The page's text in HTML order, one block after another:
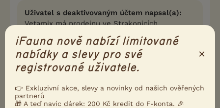
Uživatel s deaktivovaným účtem napsal(a):
Vetamix má prodejnu ve Strakonicích
https://www.vetamix.cz/strakonice
Super! Děkuji
0
Kvalitní příspěvek
Nahlásit
iFauna nově nabízí limitované
nabídky a slevy pro své
registrované uživatele.
×
👉 Exkluzivní akce, slevy a novinky od našich ověřených
partnerů
🎁 A teď navíc dárek: 200 Kč kredit do F-konta. 🎉